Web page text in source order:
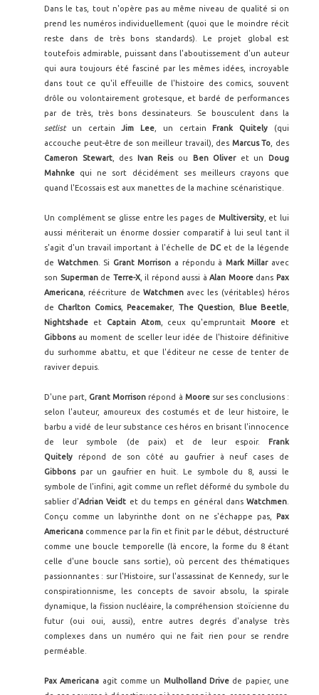
Dans le tas, tout n'opère pas au même niveau de qualité si on
prend les numéros individuellement (quoi que le moindre récit
reste dans de très bons standards). Le projet global est
toutefois admirable, puissant dans l'aboutissement d'un auteur
qui aura toujours été fasciné par les mêmes idées, incroyable
dans tout ce qu'il effeuille de l'histoire des comics, souvent
drôle ou volontairement grotesque, et bardé de performances
par de très, très bons dessinateurs. Se bousculent dans la
setlistun certainJim Lee , un certain Frank Quitely (qui
accouche peut-être de son meilleur travail), des Marcus To , des
Cameron Stewart, des Ivan Reisou Ben Oliveret un Doug
Mahnke qui ne sort décidément ses meilleurs crayons que
quand l'Ecossais est aux manettes de la machine scénaristique.
Un complément se glisse entre les pages de Multiversity, et lui
aussi mériterait un énorme dossier comparatif à lui seul tant il
s'agit d'un travail important à l'échelle de DC et de la légende
de Watchmen. Si Grant Morrison a répondu à Mark Millaravec
son Supermande Terre-X, il répond aussi àAlan Mooredans Pax
Americana , réécriture de Watchmenavec les (véritables) héros
de Charlton Comics, Peacemaker, The Question Blue Beetle
Nightshade et Captain Atom, ceux qu'empruntaitMoore et
Gibbonsau moment de sceller leur idée de l'histoire définitive
du surhomme abattu, et que l'éditeur ne cesse de tenter de
raviver depuis.
D'une part, Grant Morrison répond à Mooresur ses conclusions :
selon l'auteur, amoureux des costumés et de leur histoire, le
barbu a vidé de leur substance ces héros en brisant l'innocence
de leur symbole (de paix) et de leur espoir. Frank
Quitely répond de son côté au gaufrier à neuf cases de
Gibbonspar un gaufrier en huit. Le symbole du 8, aussi le
symbole de l'infini, agit comme un reflet déformé du symbole du
sablier d'Adrian Veidt et du temps en général dansWatchmen
Conçu comme un labyrinthe dont on ne s'échappe pas, Pax
Americana commence par la fin et finit par le début, déstructuré
comme une boucle temporelle (là encore, la forme du 8 étant
celle d'une boucle sans sortie), où percent des thématiques
passionnantes : sur l'Histoire, sur l'assassinat de Kennedy, sur le
conspirationnisme, les concepts de savoir absolu, la spirale
dynamique, la fission nucléaire, la compréhension stoïcienne du
futur (oui oui, aussi), entre autres degrés d'analyse très
complexes dans un numéro qui ne fait rien pour se rendre
perméable.
Pax Americana agit comme un Mulholland Drive de papier, une